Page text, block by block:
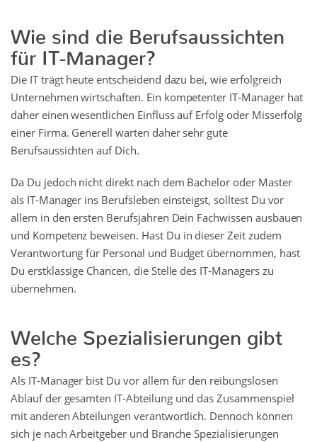
Wie sind die Berufsaussichten
für IT-Manager?
Die IT trägt heute entscheidend dazu bei, wie erfolgreich
Unternehmen wirtschaften. Ein kompetenter IT-Manager hat
daher einen wesentlichen Einfluss auf Erfolg oder Misserfolg
einer Firma. Generell warten daher sehr gute
Berufsaussichten auf Dich.
Da Du jedoch nicht direkt nach dem Bachelor oder Master
als IT-Manager ins Berufsleben einsteigst, solltest Du vor
allem in den ersten Berufsjahren Dein Fachwissen ausbauen
und Kompetenz beweisen. Hast Du in dieser Zeit zudem
Verantwortung für Personal und Budget übernommen, hast
Du erstklassige Chancen, die Stelle des IT-Managers zu
übernehmen.
Welche Spezialisierungen gibt
es?
Als IT-Manager bist Du vor allem für den reibungslosen
Ablauf der gesamten IT-Abteilung und das Zusammenspiel
mit anderen Abteilungen verantwortlich. Dennoch können
sich je nach Arbeitgeber und Branche Spezialisierungen